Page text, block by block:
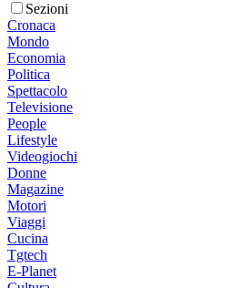
Sezioni
Cronaca
Mondo
Economia
Politica
Spettacolo
Televisione
People
Lifestyle
Videogiochi
Donne
Magazine
Motori
Viaggi
Cucina
Tgtech
E-Planet